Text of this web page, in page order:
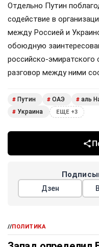
Отдельно Путин
содействие в
между Россией и
обоюдную
российско-
разговор между ними
# Путин # ОАЭ # аль
# Украина ЕЩЕ +3
Дзен
//ПОЛИТИКА